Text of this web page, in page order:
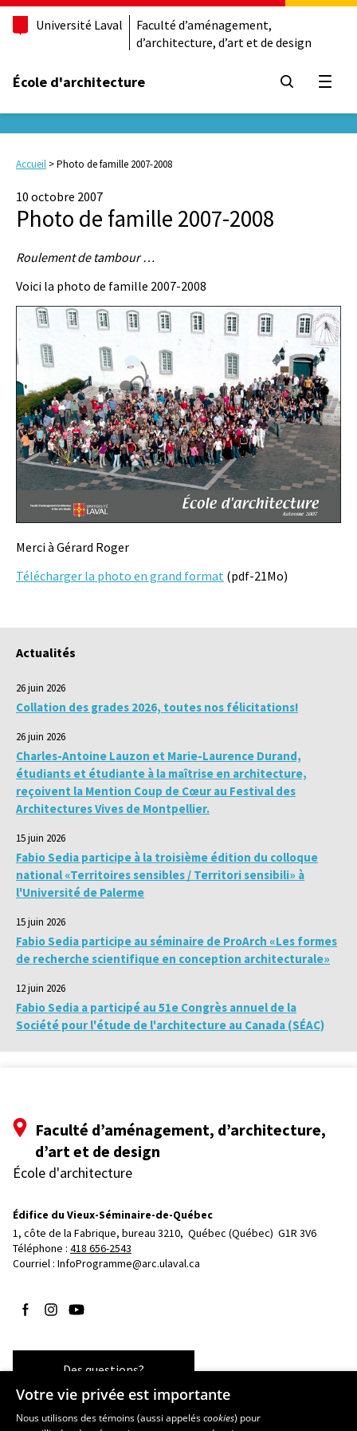
Université Laval
Faculté d’aménagement,
d’architecture, d’art et de design
École d'architecture
Accueil >Photo de famille 2007-2008
10 octobre 2007
Photo de famille 2007-2008
Roulement de tambour …
Voici la photo de famille 2007-2008
Merci à Gérard Roger
Télécharger la photo en grand format (pdf-21Mo)
Actualités
26 juin 2026
Collation des grades 2026, toutes nos félicitations!
26 juin 2026
Charles-Antoine Lauzon et Marie-Laurence Durand,
étudiants et étudiante à la maîtrise en architecture,
reçoivent la Mention Coup de Cœur au Festival des
Architectures Vives de Montpellier.
15 juin 2026
Fabio Sedia participe à la troisième édition du colloque
national «Territoires sensibles / Territori sensibili» à
l'Université de Palerme
15 juin 2026
Fabio Sedia participe au séminaire de ProArch «Les formes
de recherche scientifique en conception architecturale»
12 juin 2026
Fabio Sedia a participé au 51e Congrès annuel de la
Société pour l'étude de l'architecture au Canada (SÉAC)
Faculté d’aménagement, d’architecture,
d’art et de design
École d'architecture
Édifice du Vieux-Séminaire-de-Québec
1, côte de la Fabrique, bureau 3210, Québec (Québec)  G1R 3V6
Téléphone : 418 656-2543
Courriel : InfoProgramme@arc.ulaval.ca
Suivez-nous sur Facebook
Suivez-nous sur Instagram
Suivez-nous sur YouTube
Des questions?
Votre vie privée est importante
Nous utilisons des témoins (aussi appeléscookies) pour